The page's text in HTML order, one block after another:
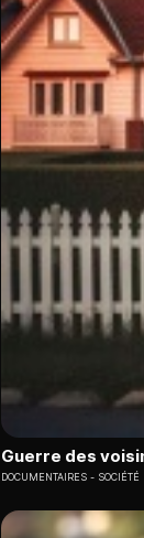
Guerre des
DOCUMENTAIRES SOCIÉTÉ